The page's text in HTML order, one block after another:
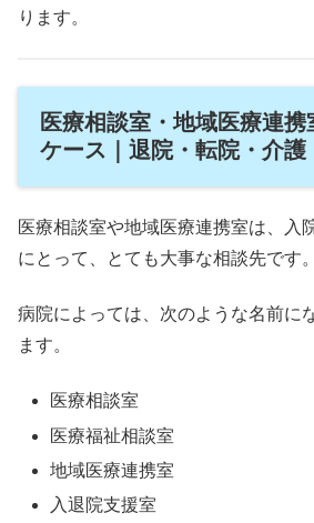
ります。
医療相談室・地域医療連携
ケース｜退院・転院・介護
医療相談室や地域医療連携室は、入
にとって、とても大事な相談先です。
病院によっては、次のような名前に
ます。
医療相談室
医療福祉相談室
地域医療連携室
入退院支援室